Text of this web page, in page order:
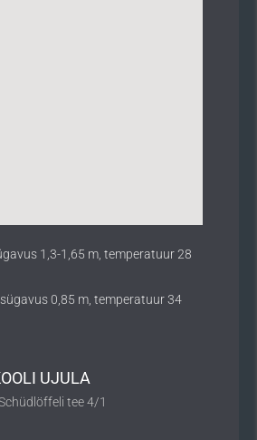
1,3-1,65 m, temperatuur 28
sügavus 0,85 m, temperatuur 34
UJULA
tee 4/1